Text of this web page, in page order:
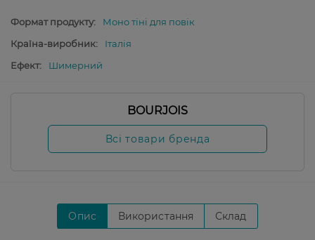
Формат продукту:
Моно тіні для повік
Країна-виробник:
Італія
Ефект:
Шимерний
BOURJOIS
Всі товари бренда
Опис Використання Склад